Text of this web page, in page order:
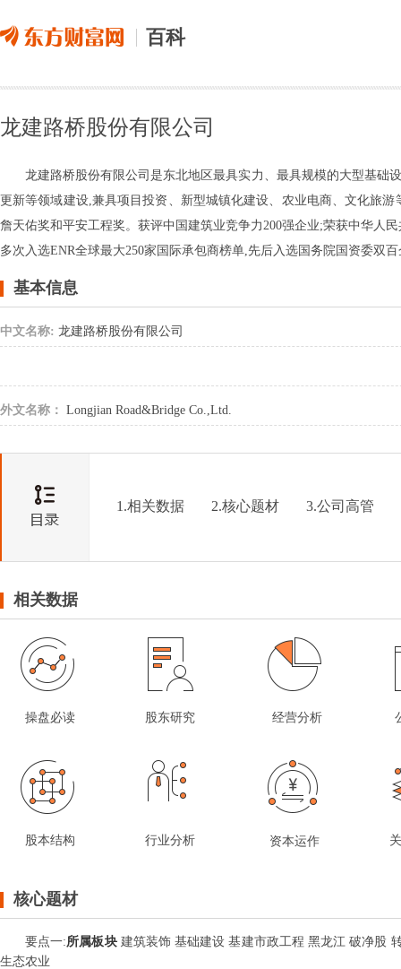
百科
龙建路桥股份有限公司
龙建路桥股份有限公司是东北地区最具实力、最具规模的大型基础
更新等领域建设,兼具项目投资、新型城镇化建设、农业电商、文化旅
詹天佑奖和平安工程奖。获评中国建筑业竞争力200强企业;荣获中华人
多次入选ENR全球最大250家国际承包商榜单,先后入选国务院国资委双
基本信息
中文名称: 龙建路桥股份有限公司
外文名称： Longjian Road&Bridge Co.,Ltd.
1.相关数据 2.核心题材 3.公司高管
相关数据
操盘必读 股东研究 经营分析
股本结构 行业分析 资本运作
核心题材
要点一:所属板块 建筑装饰 基础建设 基建市政工程 黑龙江 破净股
生态农业